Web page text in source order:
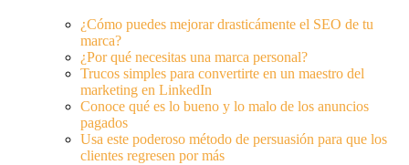
¿Cómo puedes mejorar drasticámente el SEO de tu
marca?
¿Por qué necesitas una marca personal?
Trucos simples para convertirte en un maestro del
marketing en LinkedIn
Conoce qué es lo bueno y lo malo de los anuncios
pagados
Usa este poderoso método de persuasión para que los
clientes regresen por más